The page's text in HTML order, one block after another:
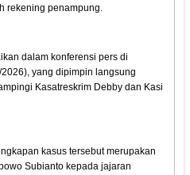
rekening penampung.
dalam konferensi pers di
yang dipimpin langsung
Kasatreskrim Debby dan Kasi
kasus tersebut merupakan
Subianto kepada jajaran